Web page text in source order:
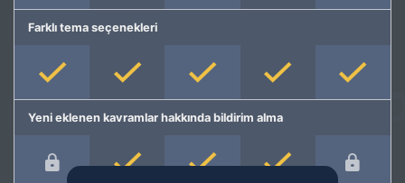
Farklı tema seçenekleri
Yeni eklenen kavramlar hakkında bildirim alma